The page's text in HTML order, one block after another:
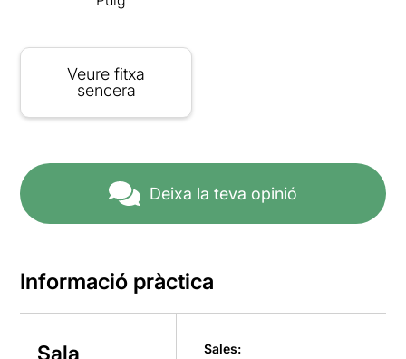
Veure fitxa
sencera
Deixa la teva opinió
Informació pràctica
Sala
Sales: